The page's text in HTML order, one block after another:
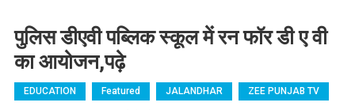
पुलिस डीएवी पब्लिक स्कूल में रन फॉर डी ए वी
का आयोजन,पढ़े
EDUCATION Featured JALANDHAR ZEE PUNJAB TV